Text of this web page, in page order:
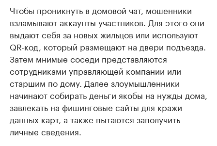
Чтобы проникнуть в домовой чат, мошенники
взламывают аккаунты участников. Для этого они
выдают себя за новых жильцов или используют
QR-код, который размещают на двери подъезда.
Затем мнимые соседи представляются
сотрудниками управляющей компании или
старшим по дому. Далее злоумышленники
начинают собирать деньги якобы на нужды дома,
завлекать на фишинговые сайты для кражи
данных карт, а также пытаются заполучить
личные сведения.